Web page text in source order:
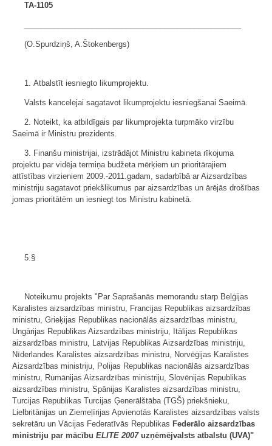
TA-1105
(O.Spurdziņš, A.Štokenbergs)
1. Atbalstīt iesniegto likumprojektu.
Valsts kancelejai sagatavot likumprojektu iesniegšanai Saeimā.
2. Noteikt, ka atbildīgais par likumprojekta turpmāko virzību
Saeimā ir Ministru prezidents.
3. Finanšu ministrijai, izstrādājot Ministru kabineta rīkojuma
projektu par vidēja termiņa budžeta mērķiem un prioritārajiem
attīstības virzieniem 2009.-2011.gadam, sadarbībā ar Aizsardzības
ministriju sagatavot priekšlikumus par aizsardzības un ārējās drošības
jomas prioritātēm un iesniegt tos Ministru kabinetā.
5.§
Noteikumu projekts "Par Saprašanās memorandu starp Beļģijas
Karalistes aizsardzības ministru, Francijas Republikas aizsardzības
ministru, Grieķijas Republikas nacionālās aizsardzī­bas ministru,
Ungārijas Republikas Aizsardzības ministriju, Itālijas Republikas
aizsardzības ministru, Latvijas Republikas Aizsardzības ministriju,
Nīderlandes Karalistes aizsardzības ministru, Norvēģijas Karalistes
Aizsardzības ministriju, Polijas Republikas nacionālās aizsardzības
ministru, Rumānijas Aiz­sardzības ministriju, Slovēnijas Republikas
aizsardzības ministru, Spānijas Karalistes aizsardzības ministru,
Turcijas Republikas Turcijas Ģenerālštāba (TGŠ) priekšnieku,
Lielbritānijas un Ziemeļīrijas Apvienotās Kara­listes aizsardzības valsts
sekretāru un Vācijas Federatīvās Republikas Federālo aizsardzības
ministriju par mācību ELITE 2007uzņēmējvalsts atbalstu (UVA)"